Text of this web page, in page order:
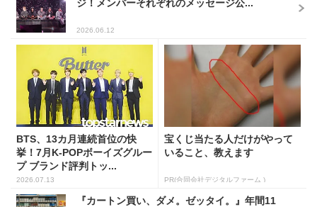
ジ！メンバーそれぞれのメッセージ公...
2026.06.12
BTS、13カ月連続首位の快
挙！7月K-POPボーイズグルー
プ ブランド評判トッ...
2026.07.13
宝くじ当たる人だけがやって
いること、教えます
PR(合同会社デジタルファーム )
『カートン買い、ダメ。ゼッタイ。』年間11